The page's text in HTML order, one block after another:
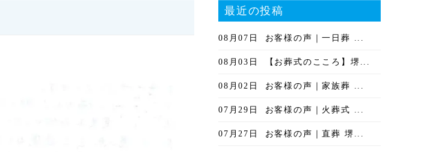
最近の投稿
08月07日 お客様の声｜一日葬 ...
08月03日 【お葬式のこころ】堺...
08月02日 お客様の声｜家族葬 ...
07月29日 お客様の声｜火葬式 ...
07月27日 お客様の声｜直葬 堺...